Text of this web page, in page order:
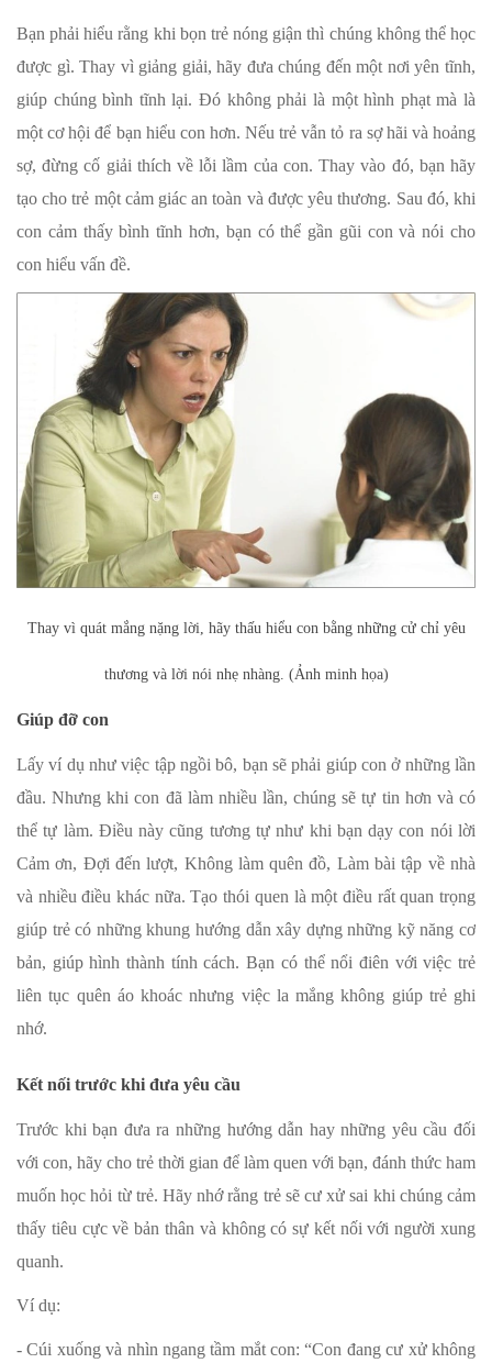
Bạn phải hiểu rằng khi bọn trẻ nóng giận thì chúng không thể học
được gì. Thay vì giảng giải, hãy đưa chúng đến một nơi yên tĩnh,
giúp chúng bình tĩnh lại. Đó không phải là một hình phạt mà là
một cơ hội để bạn hiểu con hơn. Nếu trẻ vẫn tỏ ra sợ hãi và hoảng
sợ, đừng cố giải thích về lỗi lầm của con. Thay vào đó, bạn hãy
tạo cho trẻ một cảm giác an toàn và được yêu thương. Sau đó, khi
con cảm thấy bình tĩnh hơn, bạn có thể gần gũi con và nói cho
con hiểu vấn đề.
Thay vì quát mắng nặng lời, hãy thấu hiểu con bằng những cử chỉ yêu
thương và lời nói nhẹ nhàng. (Ảnh minh họa)
Giúp đỡ con
Lấy ví dụ như việc tập ngồi bô, bạn sẽ phải giúp con ở những lần
đầu. Nhưng khi con đã làm nhiều lần, chúng sẽ tự tin hơn và có
thể tự làm. Điều này cũng tương tự như khi bạn dạy con nói lời
Cảm ơn, Đợi đến lượt, Không làm quên đồ, Làm bài tập về nhà
và nhiều điều khác nữa. Tạo thói quen là một điều rất quan trọng
giúp trẻ có những khung hướng dẫn xây dựng những kỹ năng cơ
bản, giúp hình thành tính cách. Bạn có thể nổi điên với việc trẻ
liên tục quên áo khoác nhưng việc la mắng không giúp trẻ ghi
nhớ.
Kết nối trước khi đưa yêu cầu
Trước khi bạn đưa ra những hướng dẫn hay những yêu cầu đối
với con, hãy cho trẻ thời gian để làm quen với bạn, đánh thức ham
muốn học hỏi từ trẻ. Hãy nhớ rằng trẻ sẽ cư xử sai khi chúng cảm
thấy tiêu cực về bản thân và không có sự kết nối với người xung
quanh.
Ví dụ:
- Cúi xuống và nhìn ngang tầm mắt con: “Con đang cư xử không